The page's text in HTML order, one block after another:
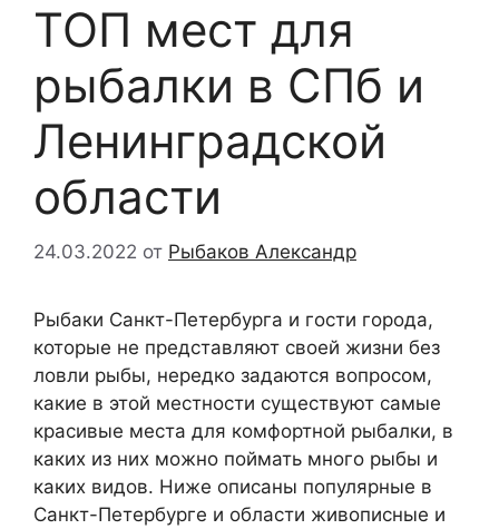
ТОП мест для
рыбалки в СПб и
Ленинградской
области
24.03.2022 от Рыбаков Александр
Рыбаки Санкт-Петербурга и гости города,
которые не представляют своей жизни без
ловли рыбы, нередко задаются вопросом,
какие в этой местности существуют самые
красивые места для комфортной рыбалки, в
каких из них можно поймать много рыбы и
каких видов. Ниже описаны популярные в
Санкт-Петербурге и области живописные и